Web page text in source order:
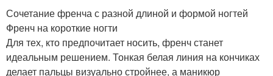
Сочетание френча с разной длиной и формой ногтей
Френч на короткие ногти
Для тех, кто предпочитает носить, френч станет
идеальным решением. Тонкая белая линия на кончиках
делает пальцы визуально стройнее, а маникюр